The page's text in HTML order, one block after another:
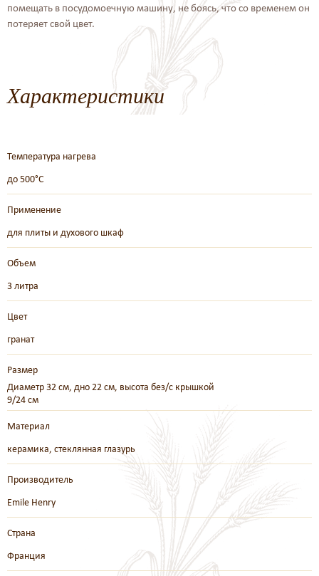
помещать в посудомоечную машину, не боясь, что со временем он
потеряет свой цвет.
Характеристики
Температура нагрева
до 500°C
Применение
для плиты и духового шкаф
Объем
3 литра
Цвет
гранат
Размер
Диаметр 32 см, дно 22 см, высота без/с крышкой
9/24 см
Материал
керамика, стеклянная глазурь
Производитель
Emile Henry
Страна
Франция